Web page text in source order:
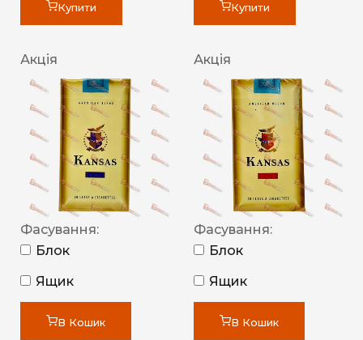
Купити Купити
Акція
Фасування:
Блок
Ящик
В Кошик
Акція
Фасування:
Блок
Ящик
В Кошик